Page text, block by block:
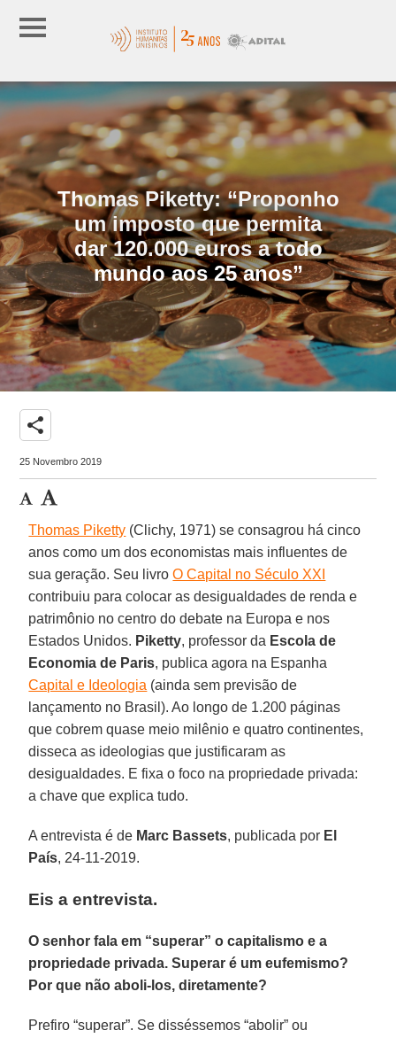
Thomas Piketty: “Proponho
um imposto que permita
dar 120.000 euros a todo
mundo aos 25 anos”
share
25 Novembro 2019
Thomas Piketty (Clichy, 1971) se consagrou há cinco
anos como um dos economistas mais influentes de
sua geração. Seu livroO Capital no Século XXI
contribuiu para colocar as desigualdades de renda e
patrimônio no centro do debate na Europa e nos
Estados Unidos. Piketty, professor da Escola de
Economia de Paris, publica agora na Espanha
Capital e Ideologia (ainda sem previsão de
lançamento no Brasil). Ao longo de 1.200 páginas
que cobrem quase meio milênio e quatro continentes,
disseca as ideologias que justificaram as
desigualdades. E fixa o foco na propriedade privada:
a chave que explica tudo.
A entrevista é de Marc Bassets, publicada por El
País, 24-11-2019.
Eis a entrevista.
O senhor fala em “superar” o capitalismo e a
propriedade privada. Superar é um eufemismo?
Por que não aboli-los, diretamente?
Prefiro “superar”. Se disséssemos “abolir” ou